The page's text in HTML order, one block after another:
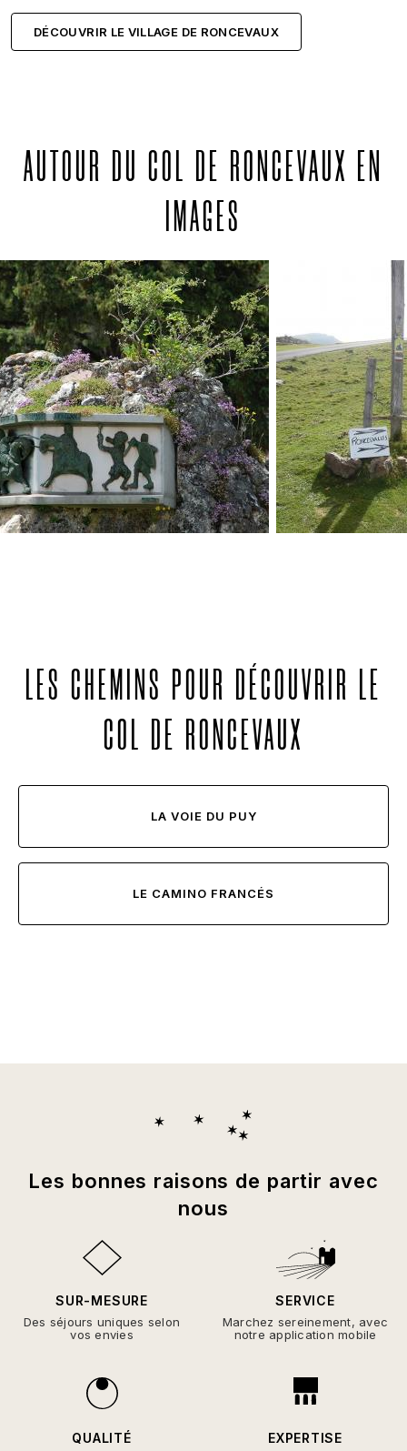
DÉCOUVRIR LE VILLAGE DE RONCEVAUX
AUTOUR DU COL DE RONCEVAUX EN
IMAGES
LES CHEMINS POUR DÉCOUVRIR LE
COL DE RONCEVAUX
LA VOIE DU PUY
LE CAMINO FRANCÉS
Les bonnes raisons de partir avec
nous
SUR-MESURE
Des séjours uniques selon
vos envies
SERVICE
Marchez sereinement, avec
notre application mobile
QUALITÉ EXPERTISE